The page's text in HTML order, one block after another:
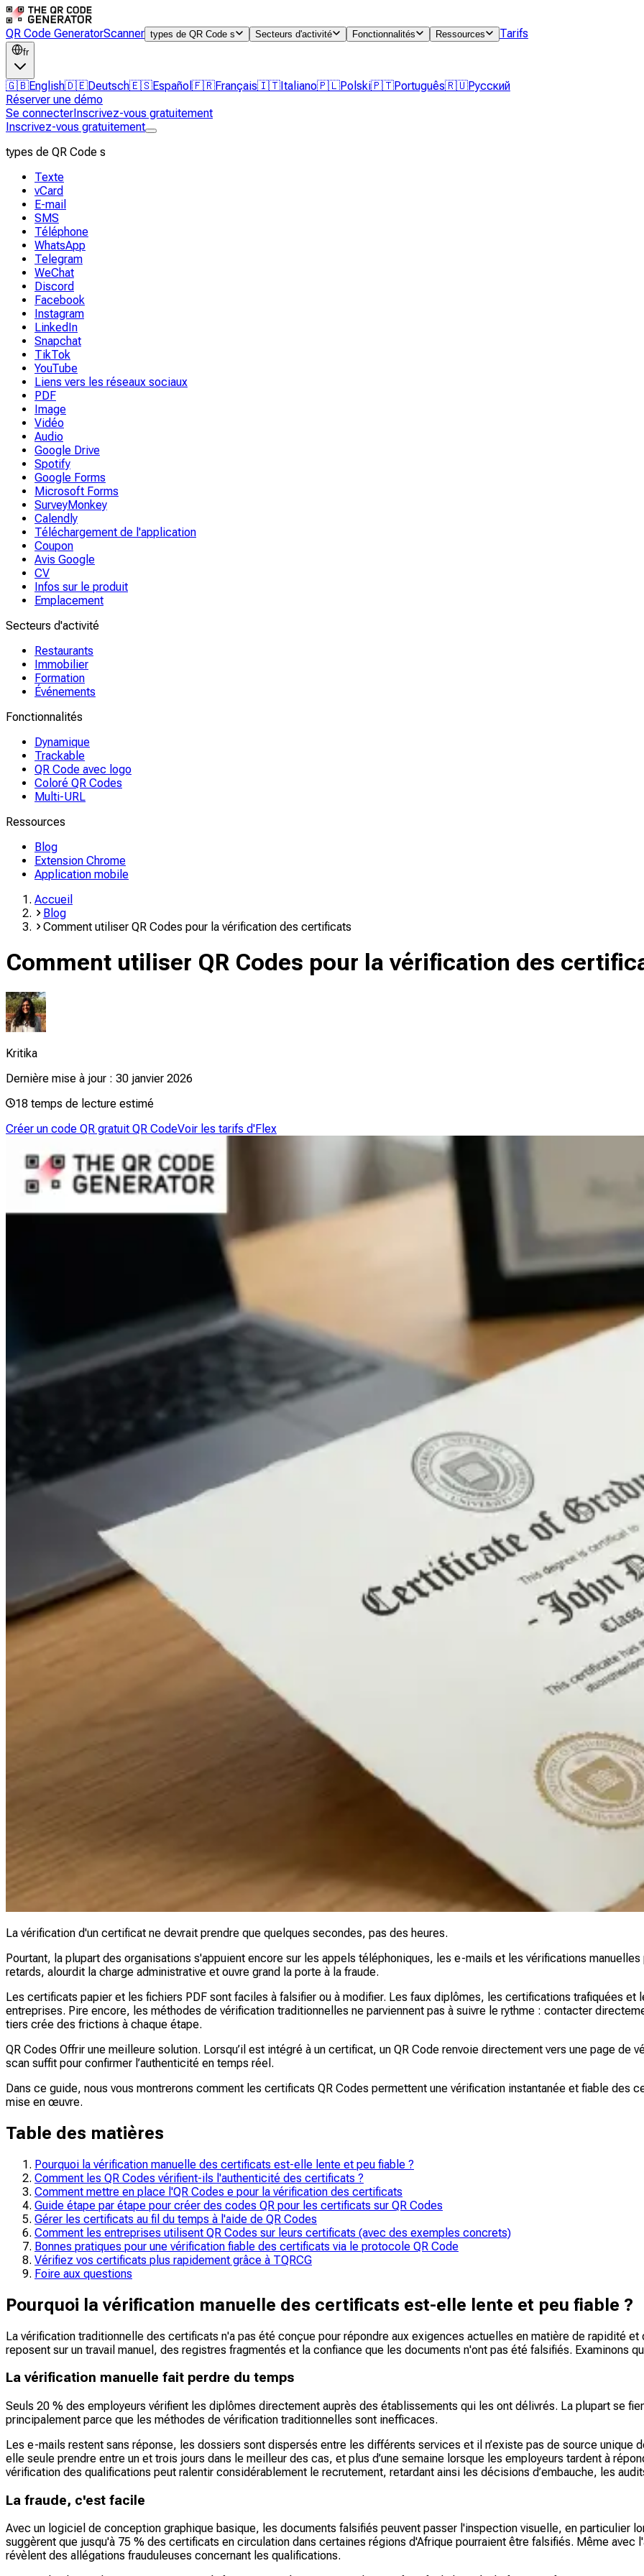
QR Code GeneratorScanner types de QR Code s Secteurs d'activité Fonctionnalités Ressources Tarifs
fr
🇬🇧English🇩🇪Deutsch🇪🇸Español 🇫🇷Français🇮🇹Italiano🇵🇱Polski🇵🇹Português🇷🇺Русский
Réserver une démo
Se connecterInscrivez-vous gratuitement
Inscrivez-vous gratuitement
types de QR Code s
Texte
vCard
E-mail
SMS
Téléphone
WhatsApp
Telegram
WeChat
Discord
Facebook
Instagram
LinkedIn
Snapchat
TikTok
YouTube
Liens vers les réseaux sociaux
PDF
Image
Vidéo
Audio
Google Drive
Spotify
Google Forms
Microsoft Forms
SurveyMonkey
Calendly
Téléchargement de l'application
Coupon
Avis Google
CV
Infos sur le produit
Emplacement
Secteurs d'activité
Restaurants
Immobilier
Formation
Événements
Fonctionnalités
Dynamique
Trackable
QR Code avec logo
Coloré QR Codes
Multi-URL
Ressources
Blog
Extension Chrome
Application mobile
Accueil
Blog
Comment utiliser QR Codes pour la vérification des certificats
Comment utiliser QR Codes pour la vérification des
Kritika
Dernière mise à jour : 30 janvier 2026
18 temps de lecture estimé
Créer un code QR gratuit QR CodeVoir les tarifs d'Flex
La vérification d'un certificat ne devrait prendre que quelques secondes, pas des heures.
Pourtant, la plupart des organisations s'appuient encore sur les appels téléphoniques, les e-mails et les vérifications
retards, alourdit la charge administrative et ouvre grand la porte à la fraude.
Les certificats papier et les fichiers PDF sont faciles à falsifier ou à modifier. Les faux diplômes, les certifications trafiquées et
entreprises. Pire encore, les méthodes de vérification traditionnelles ne parviennent pas à suivre le rythme : contacter
tiers crée des frictions à chaque étape.
QR Codes Offrir une meilleure solution. Lorsqu’il est intégré à un certificat, un QR Code renvoie directement vers une page de
scan suffit pour confirmer l’authenticité en temps réel.
Dans ce guide, nous vous montrerons comment les certificats QR Codes permettent une vérification instantanée et fiable des
mise en œuvre.
Table des matières
Pourquoi la vérification manuelle des certificats est-elle lente et peu fiable ?
Comment les QR Codes vérifient-ils l'authenticité des certificats ?
Comment mettre en place l'QR Codes e pour la vérification des certificats
Guide étape par étape pour créer des codes QR pour les certificats sur QR Codes
Gérer les certificats au fil du temps à l'aide de QR Codes
Comment les entreprises utilisent QR Codes sur leurs certificats (avec des exemples concrets)
Bonnes pratiques pour une vérification fiable des certificats via le protocole QR Code
Vérifiez vos certificats plus rapidement grâce à TQRCG
Foire aux questions
Pourquoi la vérification manuelle des certificats est-elle lente et peu fiable ?
La vérification traditionnelle des certificats n'a pas été conçue pour répondre aux exigences actuelles en matière de rapidité
reposent sur un travail manuel, des registres fragmentés et la confiance que les documents n'ont pas été falsifiés. Examinons
La vérification manuelle fait perdre du temps
Seuls 20 % des employeurs vérifient les diplômes directement auprès des établissements qui les ont délivrés. La plupart se
principalement parce que les méthodes de vérification traditionnelles sont inefficaces.
Les e-mails restent sans réponse, les dossiers sont dispersés entre les différents services et il n’existe pas de source unique
elle seule prendre entre un et trois jours dans le meilleur des cas, et plus d’une semaine lorsque les employeurs tardent à
vérification des qualifications peut ralentir considérablement le recrutement, retardant ainsi les décisions d’embauche, les
La fraude, c'est facile
Avec un logiciel de conception graphique basique, les documents falsifiés peuvent passer l'inspection visuelle, en particulier
suggèrent que jusqu'à 75 % des certificats en circulation dans certaines régions d'Afrique pourraient être falsifiés. Même
révèlent des allégations frauduleuses concernant les qualifications.